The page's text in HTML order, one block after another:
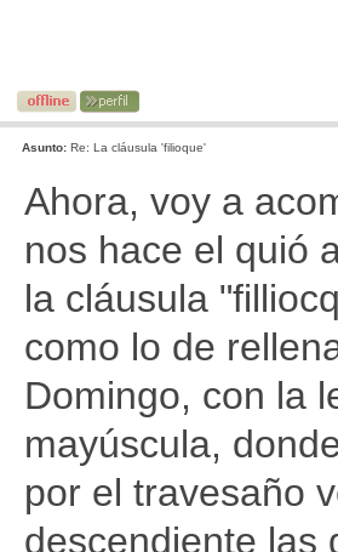
Asunto: Re: La cláusula 'filioque'
Ahora, voy a
nos hace el quió
la cláusula
como lo de
Domingo, con la
mayúscula,
por el travesaño
descendiente las